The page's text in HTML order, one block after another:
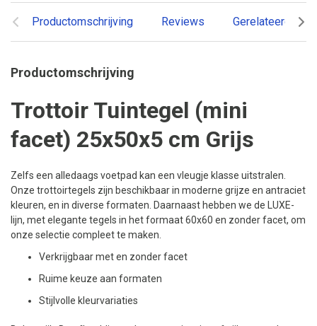
Productomschrijving Reviews Gerelateerde
Productomschrijving
Trottoir Tuintegel (mini
facet) 25x50x5 cm Grijs
Zelfs een alledaags voetpad kan een vleugje klasse uitstralen.
Onze trottoirtegels zijn beschikbaar in moderne grijze en antraciet
kleuren, en in diverse formaten. Daarnaast hebben we de LUXE-
lijn, met elegante tegels in het formaat 60x60 en zonder facet, om
onze selectie compleet te maken.
Verkrijgbaar met en zonder facet
Ruime keuze aan formaten
Stijlvolle kleurvariaties